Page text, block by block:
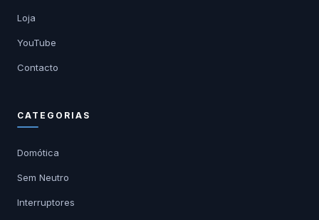
Loja
YouTube
Contacto
CATEGORIAS
Domótica
Sem Neutro
Interruptores